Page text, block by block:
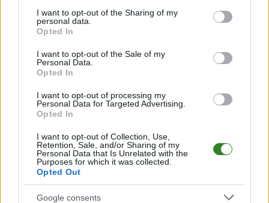
not limited to your visit or usage behaviour. You may click to
grant or deny consent to Google and its third-party tags to
use your data for below specified purposes in below Google
consent section.
I want to opt-out of the Sharing of my
personal data.
Opted In
I want to opt-out of the Sale of my
Personal Data.
Opted In
I want to opt-out of processing my
Personal Data for Targeted Advertising.
Opted In
I want to opt-out of Collection, Use,
Retention, Sale, and/or Sharing of my
Personal Data that Is Unrelated with the
Purposes for which it was collected.
Opted Out
Google consents
Jeśli jesteś kibicem klubu Wiśnia Trzciana lub Jutrzenka Ławnica - zaglądaj
tutaj częściej. Nasz serwis regularnie dostarcza informacje o terminach
meczów, wynikach, transferach i newsach klubowych
piłkarskichw województwie. Sprawdź nasze relacje, śledź ulubioną ligę i
bądź na bieżąco z wydarzeniami z boisk!
Wiśnia Trzciana - Jutrzenka Ławnicaodbędzie się w ramach 4.
kolejki - Rzeszów > Klasa B, gr. V. Spotkanie zostanie rozegrane w dniu 07
Wiśnia Trzcianaprzystępuje do tego spotkania w roli gospodarza. Jak
drużyna radzi sobie w sezonie 2025/2026 rozgrywek Rzeszów > Klasa B,
gr. V przed własną publicznością? Na tej stronie możecie zobaczyć tabelę
uwzględniającą tylko mecze u siebie. W tabeli biorącej pod uwagę tylko
mecze wyjazdowe możecie natomiast sprawdzić jak spisuje się klub
Jutrzenka Ławnica.